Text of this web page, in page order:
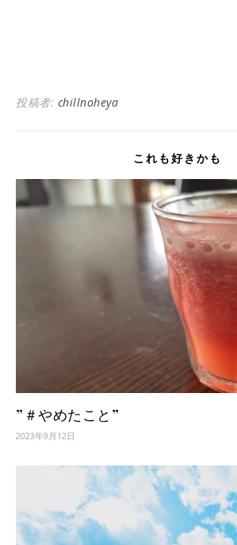
投稿者: chillnoheya
これも好きかも
”＃やめたこと”
2023年9月12日